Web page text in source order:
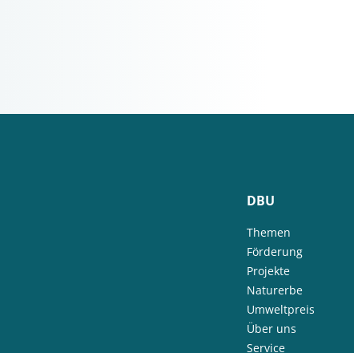
DBU
Themen
Förderung
Projekte
Naturerbe
Umweltpreis
Über uns
Service